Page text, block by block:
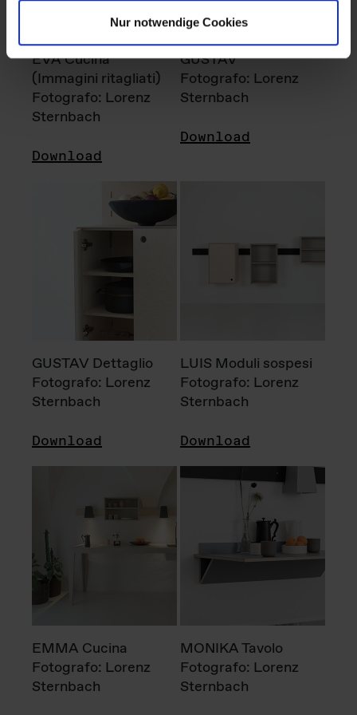
Nur notwendige Cookies
EVA Cucina
(Immagini ritagliati)
Fotografo: Lorenz
Sternbach
Download
GUSTAV
Fotografo: Lorenz
Sternbach
Download
GUSTAV Dettaglio
Fotografo: Lorenz
Sternbach
Download
LUIS Moduli sospesi
Fotografo: Lorenz
Sternbach
Download
EMMA Cucina
Fotografo: Lorenz
Sternbach
MONIKA Tavolo
Fotografo: Lorenz
Sternbach